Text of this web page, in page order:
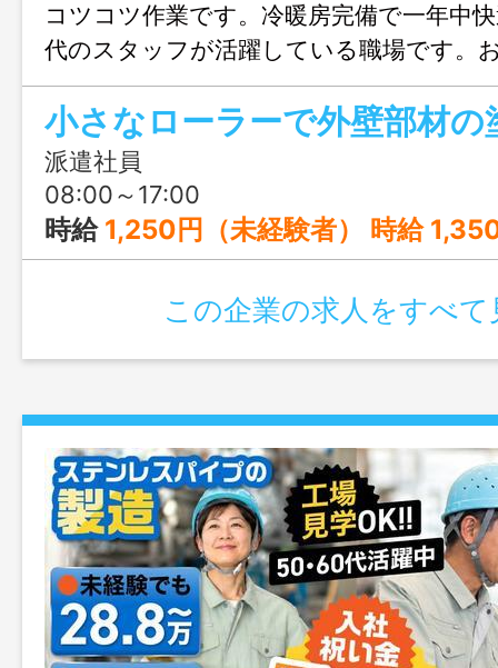
コツコツ作業です。冷暖房完備で一年中
代のスタッフが活躍している職場です。
大歓迎、まずはじょぶる広島までお気軽
い。
派遣社員
08:00～17:00
時給 1,250円（未経験者） 時給
この企業の求人をすべて